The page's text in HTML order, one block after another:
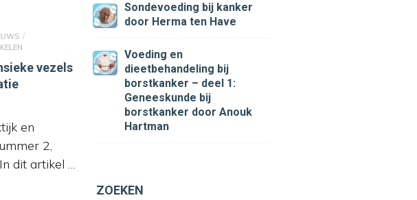
vezels
en
2,
dit artikel …
Sondevoeding bij kanker
door Herma ten Have
Voeding en
dieetbehandeling bij
borstkanker – deel 1:
Geneeskunde bij
borstkanker door Anouk
Hartman
ZOEKEN